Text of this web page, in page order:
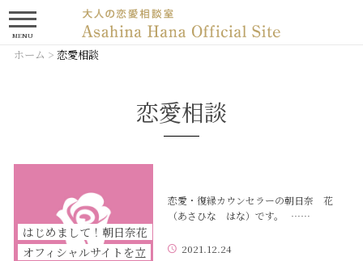
MENU
ホーム > 恋愛相談
恋愛相談
はじめまして！朝日奈花
オフィシャルサイトを立
恋愛・復縁カウンセラーの朝日奈 花
（あさひな はな）です。 ……
2021.12.24